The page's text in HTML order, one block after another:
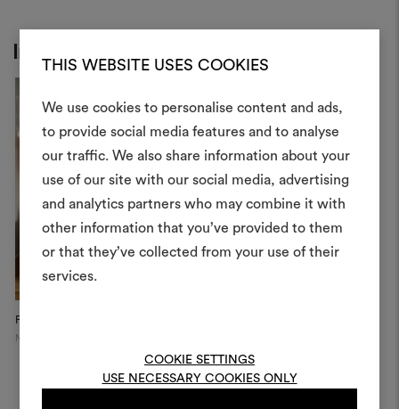
THIS WEBSITE USES COOKIES
We use cookies to personalise content and ads,
to provide social media features and to analyse
our traffic. We also share information about your
use of our site with our social media, advertising
and analytics partners who may combine it with
other information that you’ve provided to them
or that they’ve collected from your use of their
services.
COOKIE SETTINGS
USE NECESSARY COOKIES ONLY
Inspiration
Penthouse Tribeca
New York
Crea
Uno strumento interattivo
e condividere le tue idee,